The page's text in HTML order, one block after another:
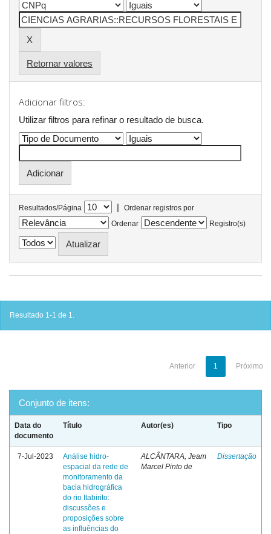
Retornar valores
Adicionar filtros:
Utilizar filtros para refinar o resultado de busca.
Resultados/Página |
Ordenar registros por
Ordenar
Registro(s)
Resultado 1-1 de 1.
Anterior 1 Próximo
Conjunto de itens:
Data do
documento
Título Autor(es) Tipo
7-Jul-2023
Análise hidro-
espacial da rede de
monitoramento da
bacia hidrográfica
do rio Itabirito:
discussões e
proposições sobre
as influências do
ALCÂNTARA, Jeam
Marcel Pinto de
Dissertação